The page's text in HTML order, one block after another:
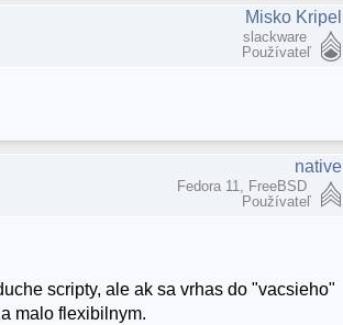
Misko Kripel
slackware
Používateľ
native
Fedora 11, FreeBSD
Používateľ
scripty, ale ak sa vrhas do "vacsieho"
malo flexibilnym.